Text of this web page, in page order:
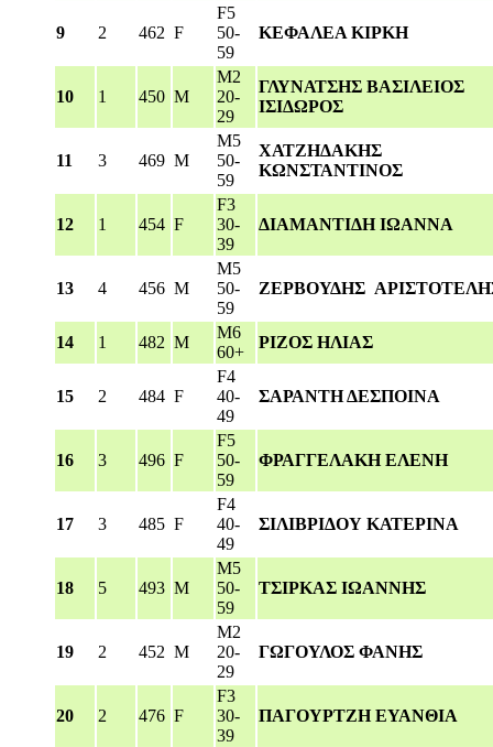
9 2 462 F
F5
50-
59
ΚΕΦΑΛΕΑ ΚΙΡΚΗ
10 1 450 M
M2
20-
29
ΓΛΥΝΑΤΣΗΣ ΒΑΣΙΛΕΙΟΣ
ΙΣΙΔΩΡΟΣ
11 3 469 M
M5
50-
59
ΧΑΤΖΗΔΑΚΗΣ
ΚΩΝΣΤΑΝΤΙΝΟΣ
12 1 454 F
F3
30-
39
ΔΙΑΜΑΝΤΙΔΗ ΙΩΑΝΝΑ
13 4 456 M
M5
50-
59
ΖΕΡΒΟΥΔΗΣ
14 1 482 M
M6
60+
ΡΙΖΟΣ ΗΛΙΑΣ
15 2 484 F
F4
40-
49
ΣΑΡΑΝΤΗ ΔΕΣΠΟΙΝΑ
16 3 496 F
F5
50-
59
ΦΡΑΓΓΕΛΑΚΗ ΕΛΕΝΗ
17 3 485 F
F4
40-
49
ΣΙΛΙΒΡΙΔΟΥ ΚΑΤΕΡΙΝΑ
18 5 493 M
M5
50-
59
ΤΣΙΡΚΑΣ ΙΩΑΝΝΗΣ
19 2 452 M
M2
20-
29
ΓΩΓΟΥΛΟΣ ΦΑΝΗΣ
20 2 476 F
F3
30-
39
ΠΑΓΟΥΡΤΖΗ ΕΥΑΝΘΙΑ